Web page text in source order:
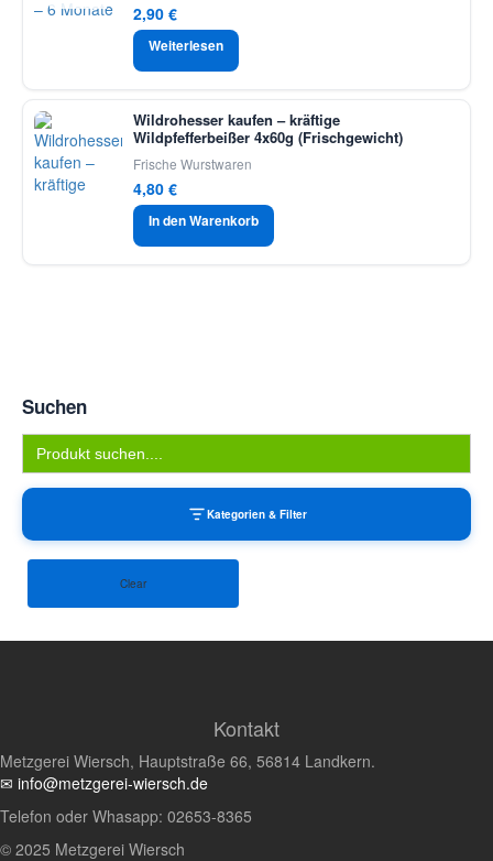
Suchen
Search
for:
Kategorien & Filter
Clear
2,90 €
Weiterlesen
Wildrohesser kaufen – kräftige
Wildpfefferbeißer 4x60g (Frischgewicht)
Frische Wurstwaren
4,80 €
In den Warenkorb
Kontakt
Metzgerei Wiersch, Hauptstraße 66, 56814 Landkern.
✉ info@metzgerei-wiersch.de
Telefon oder Whasapp: 02653-8365
© 2025 Metzgerei Wiersch